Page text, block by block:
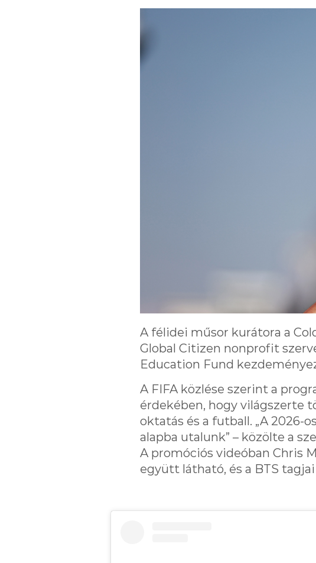
A félidei műsor kurátora a
Global Citizen nonprofit
Education Fund
A FIFA közlése szerint a
érdekében, hogy világszerte
oktatás és a futball. „A 2026-
alapba utalunk” – közölte a
A promóciós videóban Chris
együtt látható, és a BTS